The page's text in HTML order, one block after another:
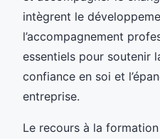
intègrent le
l’accompagnement
essentiels pour soutenir
confiance en soi et
entreprise.
Le recours à la